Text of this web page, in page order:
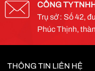
CÔNG TY
Trụ sở : Số 42,
Phúc Thịnh,
THÔNG TIN LIÊN HỆ